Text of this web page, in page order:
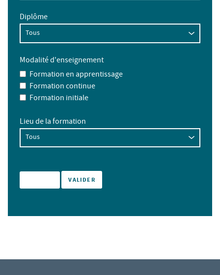
Diplôme
Modalité d'enseignement
Formation en apprentissage
Formation continue
Formation initiale
Lieu de la formation